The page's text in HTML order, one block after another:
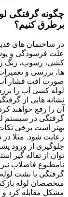
چگونه گرفتگی
برطرق کنیم؟
در ساختمان های
علت فرسودگی و
کشی، رسوب، زنگ
ها، بررسی و
صورت افت فشار
لوله کشی آب را
نشانه هایی از
آن را رفع خواهند
گرفتگی در سیستم
بهتر است برخی
رعایت شود. مثلا در
جلوگیری از ورود
توان از تفاله گیر
نامطبوع فاضلاب
گرفتگی یا نشت
متخصصان لوله
مشکل مقابله کرد و